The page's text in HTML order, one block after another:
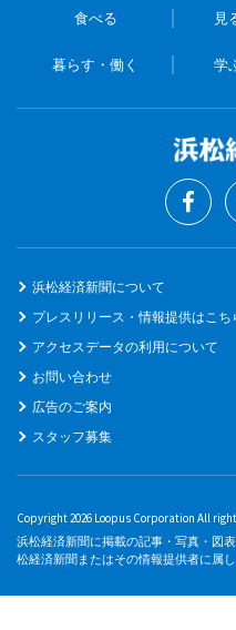
食べる 見
暮らす・働く 学
浜松経済新聞について
プレスリリース・情報提供はこち
アクセスデータの利用について
お問い合わせ
広告のご案内
スタッフ募集
Copyright 2026 Loopus Corporation All
浜松経済新聞に掲載の記事・写真・図
松経済新聞またはその情報提供者に属し